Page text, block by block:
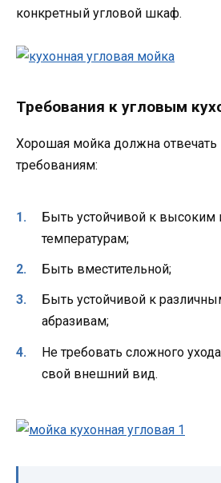
конкретный угловой шкаф.
Требования к угловым
Хорошая мойка должна
требованиям:
Быть устойчивой к высоким
температурам;
Быть вместительной;
Быть устойчивой к
абразивам;
Не требовать сложного
свой внешний вид.